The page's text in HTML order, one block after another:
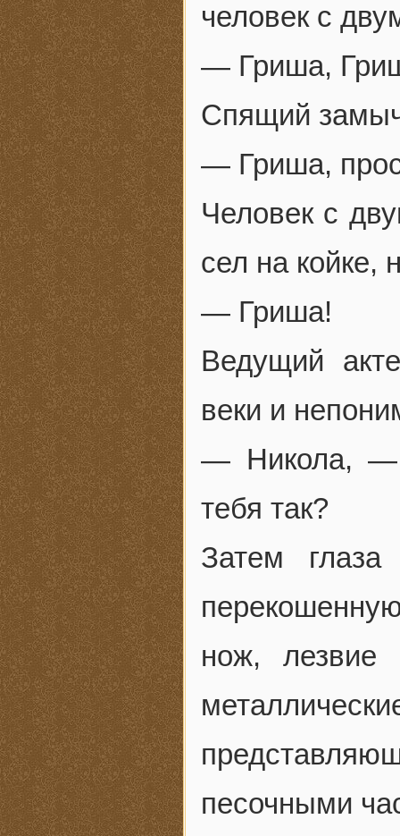
человек с
— Гриша,
Спящий
— Гриша,
Человек с
сел на койке,
— Гриша!
Ведущий
веки и
— Никола, —
тебя так?
Затем
нож, лезвие
песочными